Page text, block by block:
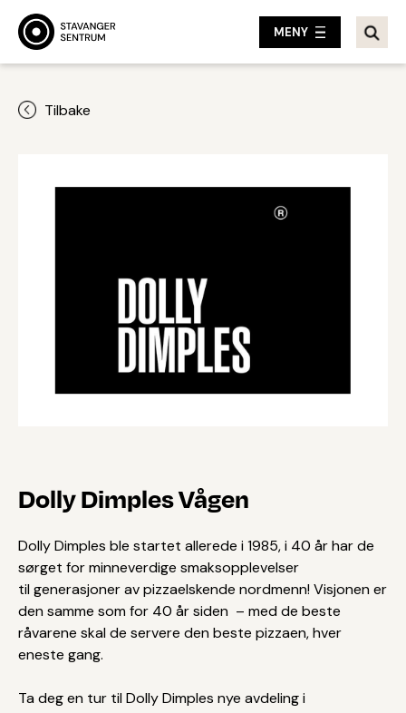
MENY
Tilbake
Dolly Dimples Vågen
Dolly Dimples ble startet allerede i 1985, i 40 år har de
sørget for minneverdige smaksopplevelser
til generasjoner av pizzaelskende nordmenn! Visjonen er
den samme som for 40 år siden – med de beste
råvarene skal de servere den beste pizzaen, hver
eneste gang.
Ta deg en tur til Dolly Dimples nye avdeling i